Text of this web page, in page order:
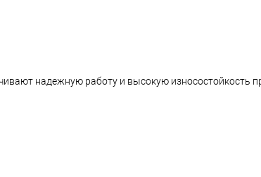
надежную работу и высокую износостойкость